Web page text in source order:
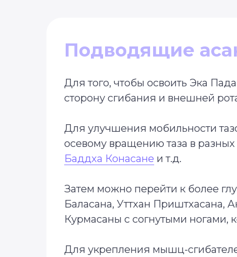
Подводящие
Для того, чтобы освоить Эка
сторону сгибания и внешней
Для улучшения мобильности
осевому вращению таза в
Баддха Конасане и т.д.
Затем можно перейти к более
Баласана, Уттхан Приштхасана,
Курмасаны с согнутыми ногами,
Для укрепления мышц-